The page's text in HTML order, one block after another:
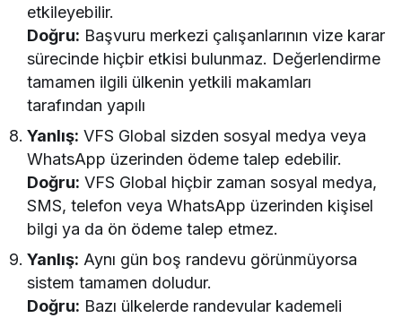
etkileyebilir.
Doğru: Başvuru merkezi çalışanlarının vize karar
sürecinde hiçbir etkisi bulunmaz. Değerlendirme
tamamen ilgili ülkenin yetkili makamları
tarafından yapılı
Yanlış: VFS Global sizden sosyal medya veya
WhatsApp üzerinden ödeme talep edebilir.
Doğru: VFS Global hiçbir zaman sosyal medya,
SMS, telefon veya WhatsApp üzerinden kişisel
bilgi ya da ön ödeme talep etmez.
Yanlış: Aynı gün boş randevu görünmüyorsa
sistem tamamen doludur.
Doğru: Bazı ülkelerde randevular kademeli